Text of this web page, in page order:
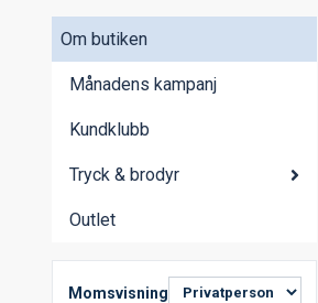
Om butiken
Månadens kampanj
Kundklubb
Tryck & brodyr
Outlet
Momsvisning